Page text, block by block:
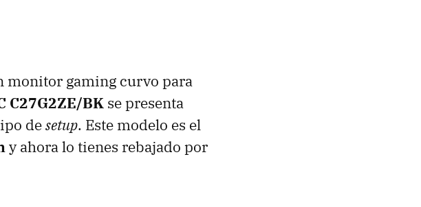
monitor gaming curvo para
C27G2ZE/BK se presenta
desetup. Este modelo es el
y ahora lo tienes rebajado por